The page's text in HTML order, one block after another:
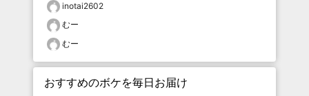
inotai2602
むー
むー
おすすめのボケを毎日お届け